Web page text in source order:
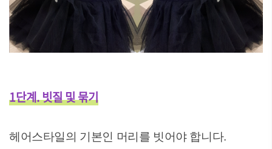
1단계. 빗질 및 묶기
헤어스타일의 기본인 머리를 빗어야 합니다.